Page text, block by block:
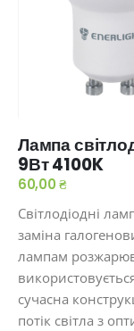
до
початку
галереї
Лампа
9Вт 4100K
60,00 ₴
Світлодіодні
заміна
лампам
сучасна
потік світла з